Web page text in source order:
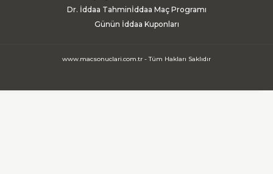
Dr. İddaa Tahminİddaa Maç Programı
Günün İddaa Kuponları
www.macsonuclari.com.tr - Tüm Hakları Saklıdır